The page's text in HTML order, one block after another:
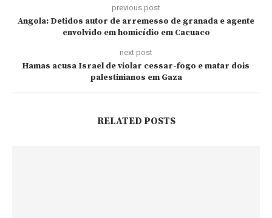
previous post
Angola: Detidos autor de arremesso de granada e agente
envolvido em homicídio em Cacuaco
next post
Hamas acusa Israel de violar cessar-fogo e matar dois
palestinianos em Gaza
RELATED POSTS